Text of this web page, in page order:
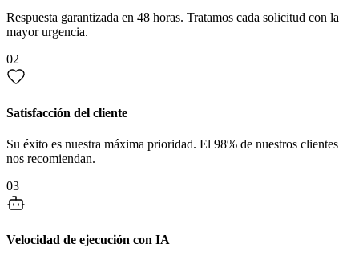
Respuesta garantizada en 48 horas. Tratamos cada solicitud con la
mayor urgencia.
02
Satisfacción del cliente
Su éxito es nuestra máxima prioridad. El 98% de nuestros clientes
nos recomiendan.
03
Velocidad de ejecución con IA